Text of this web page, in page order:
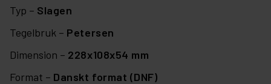
Typ – Slagen
Tegelbruk – Petersen
Dimension – 228x108x54 mm
Format – Danskt format (DNF)